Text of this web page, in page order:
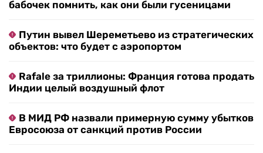
бабочек помнить, как они были гусеницами
Путин вывел Шереметьево из стратегических
объектов: что будет с аэропортом
Rafale за триллионы: Франция готова продать
Индии целый воздушный флот
В МИД РФ назвали примерную сумму убытков
Евросоюза от санкций против России